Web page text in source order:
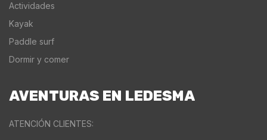
Actividades
Kayak
Paddle surf
Dormir y comer
AVENTURAS EN LEDESMA
ATENCIÓN CLIENTES: